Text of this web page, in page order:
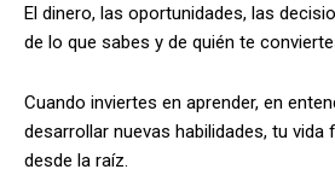
El dinero, las oportunidades, las
de lo que sabes y de quién te
Cuando inviertes en aprender, en
desarrollar nuevas habilidades, tu vida
desde la raíz.